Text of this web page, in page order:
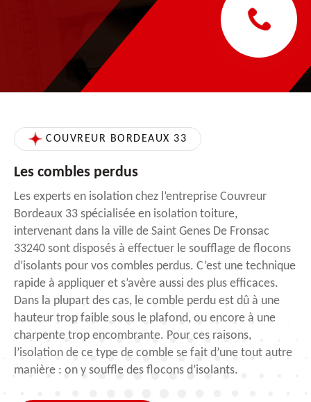
COUVREUR BORDEAUX 33
Les combles perdus
Les experts en isolation chez l’entreprise Couvreur
Bordeaux 33 spécialisée en isolation toiture,
intervenant dans la ville de Saint Genes De Fronsac
33240 sont disposés à effectuer le soufflage de flocons
d’isolants pour vos combles perdus. C’est une technique
rapide à appliquer et s’avère aussi des plus efficaces.
Dans la plupart des cas, le comble perdu est dû à une
hauteur trop faible sous le plafond, ou encore à une
charpente trop encombrante. Pour ces raisons,
l’isolation de ce type de comble se fait d’une tout autre
manière : on y souffle des flocons d’isolants.